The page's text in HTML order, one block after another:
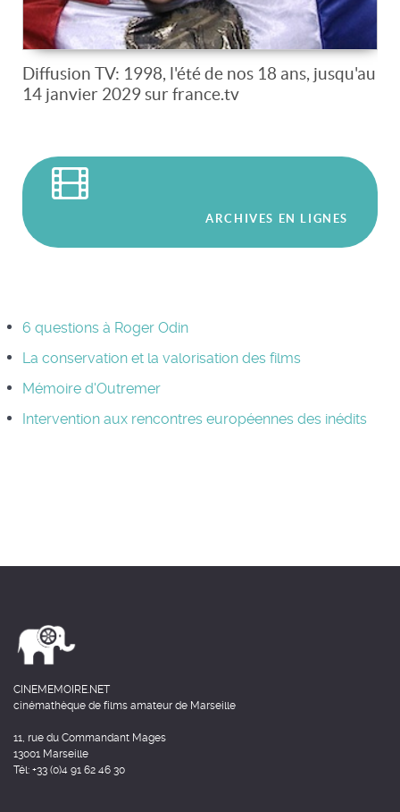
Diffusion TV: 1998, l'été de nos 18 ans, jusqu'au
14 janvier 2029 sur france.tv
ARCHIVES EN LIGNES
6 questions à Roger Odin
La conservation et la valorisation des films
Mémoire d'Outremer
Intervention aux rencontres européennes des inédits
CINEMEMOIRE.NET
cinémathèque de films amateur de Marseille
11, rue du Commandant Mages
13001 Marseille
Tél: +33 (0)4 91 62 46 30